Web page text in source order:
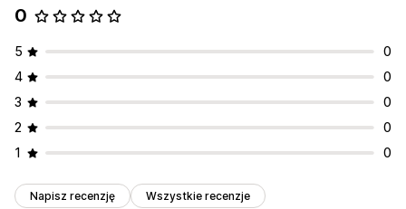
0
5
0
4
0
3
0
2
0
1
0
Napisz recenzję Wszystkie recenzje